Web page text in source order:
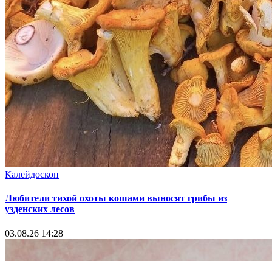
Калейдоскоп
Любители тихой охоты кошами выносят грибы из
узденских лесов
03.08.26 14:28